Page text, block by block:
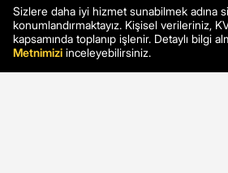
Sizlere daha iyi hizmet sunabilmek adına
konumlandırmaktayız. Kişisel verileriniz,
kapsamında toplanıp işlenir. Detaylı bilgi
Metnimizi inceleyebilirsiniz.